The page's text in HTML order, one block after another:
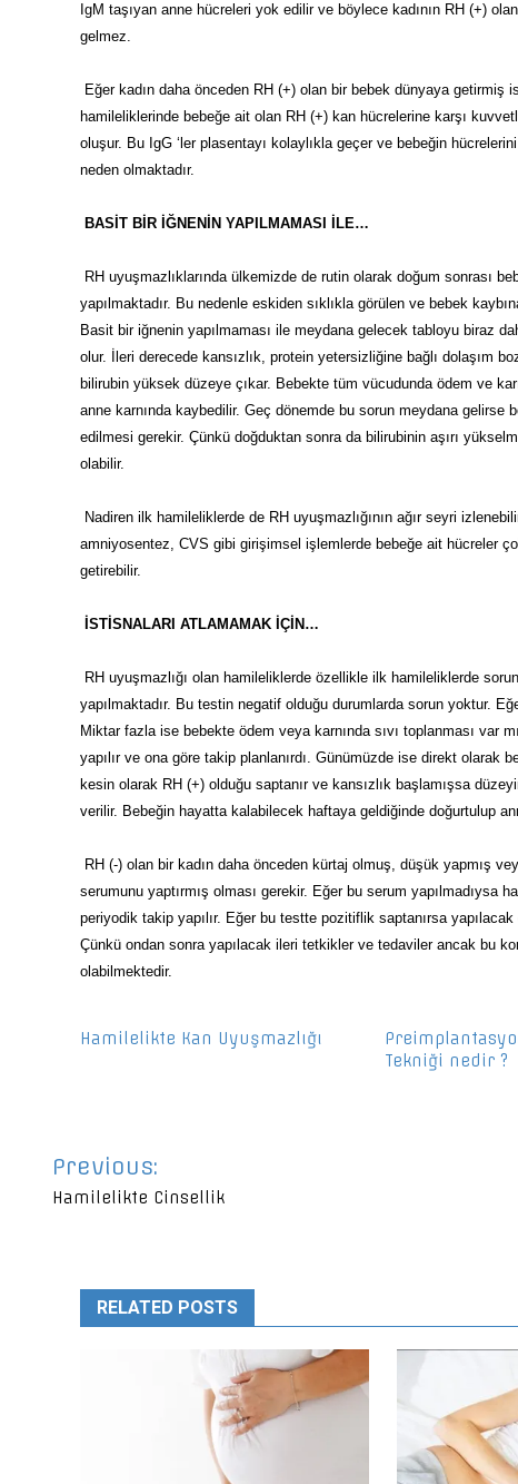
IgM taşıyan anne hücreleri yok edilir ve böylece kadının RH (+)
gelmez.
Eğer kadın daha önceden RH (+) olan bir bebek dünyaya getirmiş
hamileliklerinde bebeğe ait olan RH (+) kan hücrelerine karşı
oluşur. Bu IgG ‘ler plasentayı kolaylıkla geçer ve bebeğin
neden olmaktadır.
BASİT BİR İĞNENİN YAPILMAMASI İLE…
RH uyuşmazlıklarında ülkemizde de rutin olarak doğum sonrası
yapılmaktadır. Bu nedenle eskiden sıklıkla görülen ve bebek
Basit bir iğnenin yapılmaması ile meydana gelecek tabloyu biraz
olur. İleri derecede kansızlık, protein yetersizliğine bağlı dolaşım
bilirubin yüksek düzeye çıkar. Bebekte tüm vücudunda ödem ve
anne karnında kaybedilir. Geç dönemde bu sorun meydana gelirse
edilmesi gerekir. Çünkü doğduktan sonra da bilirubinin aşırı
olabilir.
Nadiren ilk hamileliklerde de RH uyuşmazlığının ağır seyri
amniyosentez, CVS gibi girişimsel işlemlerde bebeğe ait hücreler
getirebilir.
İSTİSNALARI ATLAMAMAK İÇİN…
RH uyuşmazlığı olan hamileliklerde özellikle ilk hamileliklerde
yapılmaktadır. Bu testin negatif olduğu durumlarda sorun yoktur.
Miktar fazla ise bebekte ödem veya karnında sıvı toplanması var
yapılır ve ona göre takip planlanırdı. Günümüzde ise direkt olarak
kesin olarak RH (+) olduğu saptanır ve kansızlık başlamışsa
verilir. Bebeğin hayatta kalabilecek haftaya geldiğinde doğurtulup
RH (-) olan bir kadın daha önceden kürtaj olmuş, düşük yapmış
serumunu yaptırmış olması gerekir. Eğer bu serum
periyodik takip yapılır. Eğer bu testte pozitiflik saptanırsa
Çünkü ondan sonra yapılacak ileri tetkikler ve tedaviler ancak bu
olabilmektedir.
Hamilelikte Kan Uyuşmazlığı
Tekniği nedir ?
Yazı
gezinmesi
Previous:
Hamilelikte Cinsellik
RELATED POSTS